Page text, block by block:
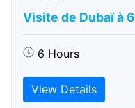
Visite de Dubaï à
6 Hours
View Details